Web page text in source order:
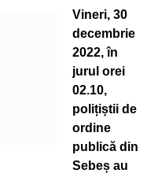
Vineri, 30
decembrie
2022, în
jurul orei
02.10,
polițiștii de
ordine
publică din
Sebeș au